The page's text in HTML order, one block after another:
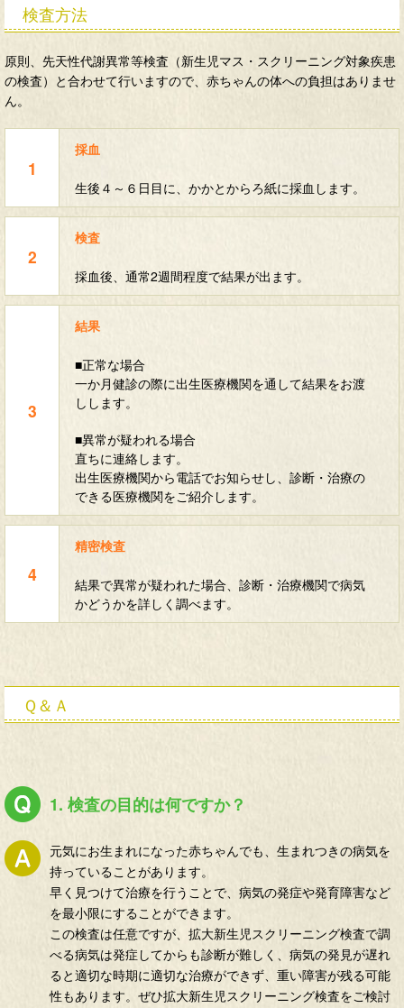
検査方法
原則、先天性代謝異常等検査（新生児マス・スクリーニング対象疾患
の検査）と合わせて行いますので、赤ちゃんの体への負担はありませ
ん。
採血
生後４～６日目に、かかとからろ紙に採血します。
検査
採血後、通常2週間程度で結果が出ます。
結果
■正常な場合
一か月健診の際に出生医療機関を通して結果をお渡
しします。
■異常が疑われる場合
直ちに連絡します。
出生医療機関から電話でお知らせし、診断・治療の
できる医療機関をご紹介します。
精密検査
結果で異常が疑われた場合、診断・治療機関で病気
かどうかを詳しく調べます。
Ｑ＆Ａ
1. 検査の目的は何ですか？
元気にお生まれになった赤ちゃんでも、生まれつきの病気を
持っていることがあります。
早く見つけて治療を行うことで、病気の発症や発育障害など
を最小限にすることができます。
この検査は任意ですが、拡大新生児スクリーニング検査で調
べる病気は発症してからも診断が難しく、病気の発見が遅れ
ると適切な時期に適切な治療ができず、重い障害が残る可能
性もあります。ぜひ拡大新生児スクリーニング検査をご検討